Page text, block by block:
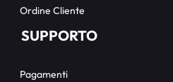
Ordine Cliente
SUPPORTO
Pagamenti